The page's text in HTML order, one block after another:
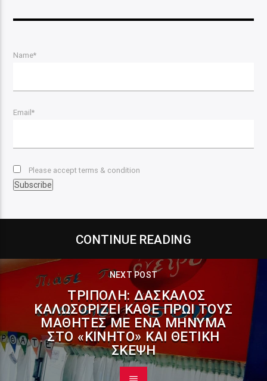
Name*
Email*
Please accept terms & condition
CONTINUE READING
NEXT POST
ΤΡΊΠΟΛΗ: ΔΆΣΚΑΛΟΣ
ΚΑΛΩΣΟΡΊΖΕΙ ΚΆΘΕ ΠΡΩΊ ΤΟΥΣ
ΜΑΘΗΤΈΣ ΜΕ ΈΝΑ ΜΉΝΥΜΑ
ΣΤΟ «ΚΙΝΗΤΌ» ΚΑΙ ΘΕΤΙΚΉ
ΣΚΈΨΗ